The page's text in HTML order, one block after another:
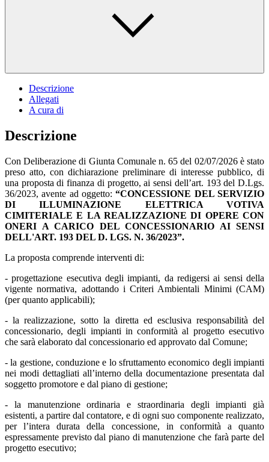
Descrizione
Allegati
A cura di
Descrizione
Con Deliberazione di Giunta Comunale n. 65 del 02/07/2026 è stato
preso atto, con dichiarazione preliminare di interesse pubblico, di
una proposta di finanza di progetto, ai sensi dell’art. 193 del D.Lgs.
36/2023, avente ad oggetto: “CONCESSIONE DEL SERVIZIO
DI ILLUMINAZIONE ELETTRICA VOTIVA
CIMITERIALE E LA REALIZZAZIONE DI OPERE CON
ONERI A CARICO DEL CONCESSIONARIO AI SENSI
DELL'ART. 193 DEL D. LGS. N. 36/2023”.
La proposta comprende interventi di:
- progettazione esecutiva degli impianti, da redigersi ai sensi della
vigente normativa, adottando i Criteri Ambientali Minimi (CAM)
(per quanto applicabili);
- la realizzazione, sotto la diretta ed esclusiva responsabilità del
concessionario, degli impianti in conformità al progetto esecutivo
che sarà elaborato dal concessionario ed approvato dal Comune;
- la gestione, conduzione e lo sfruttamento economico degli impianti
nei modi dettagliati all’interno della documentazione presentata dal
soggetto promotore e dal piano di gestione;
- la manutenzione ordinaria e straordinaria degli impianti già
esistenti, a partire dal contatore, e di ogni suo componente realizzato,
per l’intera durata della concessione, in conformità a quanto
espressamente previsto dal piano di manutenzione che farà parte del
progetto esecutivo;